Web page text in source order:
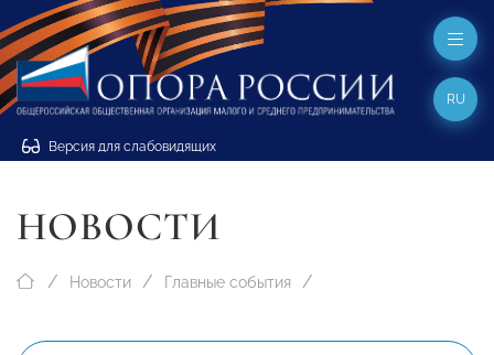
Версия для слабовидящих
RU
НОВОСТИ
Новости Главные события